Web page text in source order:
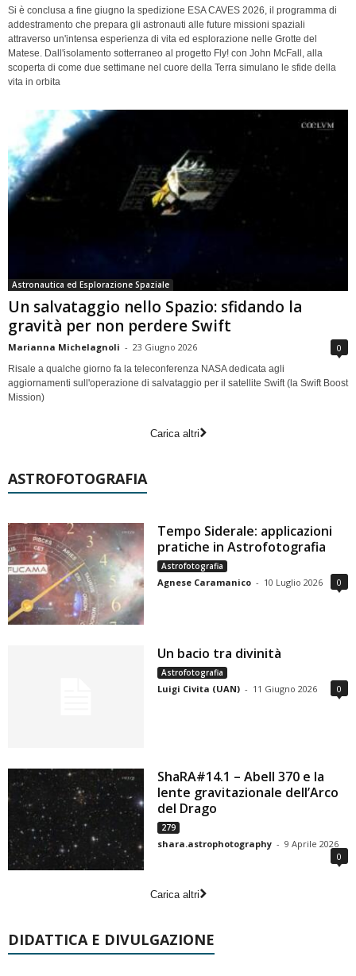
Si è conclusa a fine giugno la spedizione ESA CAVES 2026, il programma di
addestramento che prepara gli astronauti alle future missioni spaziali
attraverso un'intensa esperienza di vita ed esplorazione nelle Grotte del
Matese. Dall'isolamento sotterraneo al progetto Fly! con John McFall, alla
scoperta di come due settimane nel cuore della Terra simulano le sfide della
vita in orbita
Astronautica ed Esplorazione Spaziale
Un salvataggio nello Spazio: sfidando la
gravità per non perdere Swift
Marianna Michelagnoli - 23 Giugno 2026 0
Risale a qualche giorno fa la teleconferenza NASA dedicata agli
aggiornamenti sull'operazione di salvataggio per il satellite Swift (la Swift Boost
Mission)
Carica altri
ASTROFOTOGRAFIA
Tempo Siderale: applicazioni
pratiche in Astrofotografia
Astrofotografia
Agnese Caramanico - 10 Luglio 2026 0
Un bacio tra divinità
Astrofotografia
Luigi Civita (UAN) - 11 Giugno 2026 0
ShaRA#14.1 – Abell 370 e la
lente gravitazionale dell’Arco
del Drago
279
shara.astrophotography - 9 Aprile 2026
0
Carica altri
DIDATTICA E DIVULGAZIONE